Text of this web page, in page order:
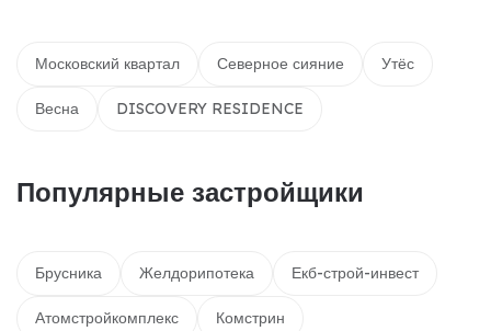
Московский квартал Северное сияние Утёс
Весна DISCOVERY RESIDENCE
Популярные застройщики
Брусника Желдорипотека Екб-строй-инвест
Атомстройкомплекс Комстрин